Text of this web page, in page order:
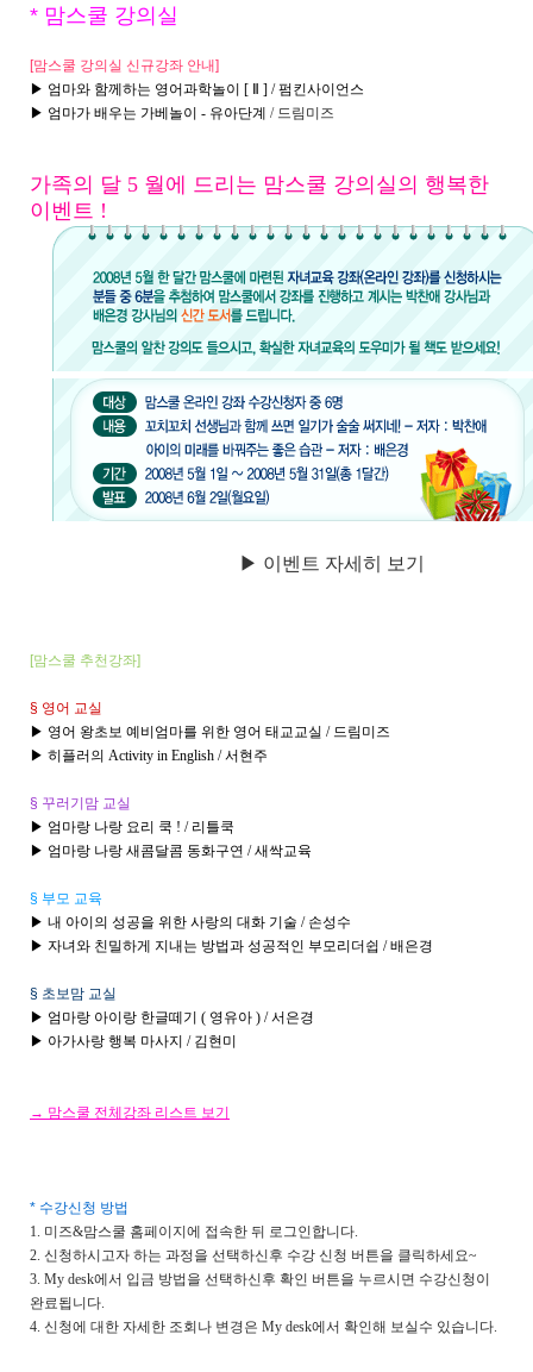
* 맘스쿨 강의실
[맘스쿨 강의실 신규강좌 안내]
▶ 엄마와 함께하는 영어과학놀이 [ Ⅱ ] / 펌킨사이언스
▶ 엄마가 배우는 가베놀이 - 유아단계 / 드림미즈
가족의 달 5 월에 드리는 맘스쿨 강의실의 행복한
이벤트 !
▶ 이벤트 자세히 보기
[맘스쿨 추천강좌]
§ 영어 교실
▶ 영어 왕초보 예비엄마를 위한 영어 태교교실 / 드림미즈
▶ 히플러의 Activity in English / 서현주
§ 꾸러기맘 교실
▶ 엄마랑 나랑 요리 쿡 ! / 리틀쿡
▶ 엄마랑 나랑 새콤달콤 동화구연 / 새싹교육
§ 부모 교육
▶ 내 아이의 성공을 위한 사랑의 대화 기술 / 손성수
▶ 자녀와 친밀하게 지내는 방법과 성공적인 부모리더쉽 / 배은경
§ 초보맘 교실
▶ 엄마랑 아이랑 한글떼기 ( 영유아 ) / 서은경
▶ 아가사랑 행복 마사지 / 김현미
→ 맘스쿨 전체강좌 리스트 보기
* 수강신청 방법
1. 미즈&맘스쿨 홈페이지에 접속한 뒤 로그인합니다.
2. 신청하시고자 하는 과정을 선택하신후 수강 신청 버튼을 클릭하세요~
3. My desk에서 입금 방법을 선택하신후 확인 버튼을 누르시면 수강신청이
완료됩니다.
4. 신청에 대한 자세한 조회나 변경은 My desk에서 확인해 보실수 있습니다.